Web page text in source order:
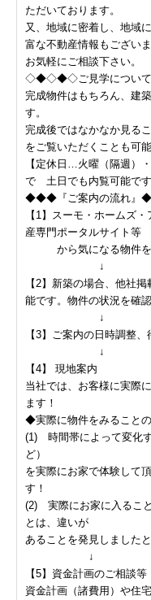
ただいております。
又、地域に密着し、地域
富な不動産情報もございま
お気軽にご相談下さい。
◇◆◇◆◇ご見学につ
完成物件はもちろん、建
す。
完成後ではなかなか見る
をご覧いただくことも可能
【定休日…火曜（隔週）
で 土日でも内覧可能です
◆◆◆『ご案内の流れ
【1】スーモ・ホームズ
産専門ポータルサイト等
から気になる物件を
↓
【2】新築の場合、他社
能です。物件の状況を確
↓
【3】ご案内の日時調整
↓
【4】 現地案内
当社では、お客様に実際
ます！
◆実際に物件をみること
(1) 時間帯によって変化
ど）
を実際にお家で体験して
す！
(2) 実際にお家に入るこ
とは、違いが
あることを発見しました
↓
【5】資金計画のご相談等
資金計画（諸費用）や住